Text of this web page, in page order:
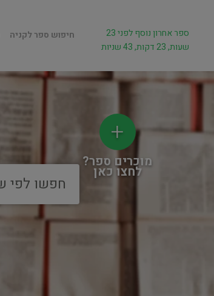
חיפוש ספר לקניה
ספר אחרון נוסף לפני 23
שעות, 23 דקות, 43 שניות
מוכרים ספר?
לחצו כאן